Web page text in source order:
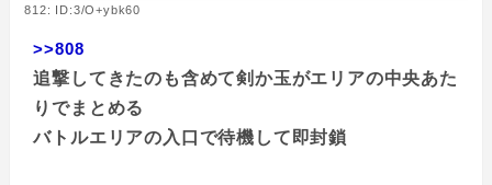
812: ID:3/O+ybk60
>>808
追撃してきたのも含めて剣か玉がエリアの中央あた
りでまとめる
バトルエリアの入口で待機して即封鎖